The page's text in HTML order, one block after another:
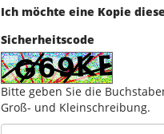
Ich möchte eine Kopie
Sicherheitscode
Bitte geben Sie die
Groß- und Kleinschreibung.